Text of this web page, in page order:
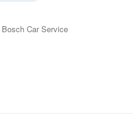
Bosch Car Service